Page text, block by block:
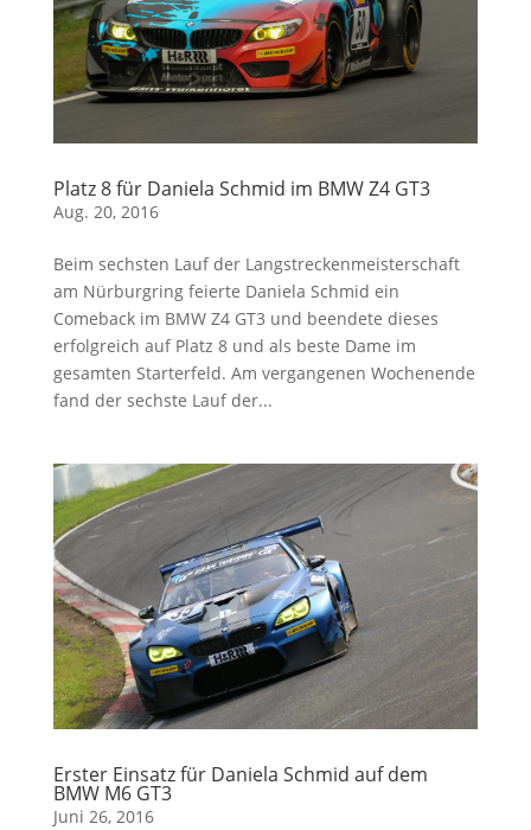
Platz 8 für Daniela Schmid im BMW Z4 GT3
Aug. 20, 2016
Beim sechsten Lauf der Langstreckenmeisterschaft
am Nürburgring feierte Daniela Schmid ein
Comeback im BMW Z4 GT3 und beendete dieses
erfolgreich auf Platz 8 und als beste Dame im
gesamten Starterfeld. Am vergangenen Wochenende
fand der sechste Lauf der...
Erster Einsatz für Daniela Schmid auf dem
BMW M6 GT3
Juni 26, 2016